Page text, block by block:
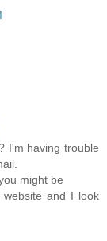
I'm having trouble
might be
website and I look